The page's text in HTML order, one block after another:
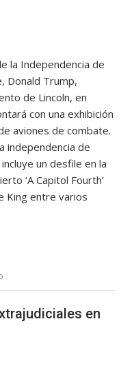
la Independencia de
Donald Trump,
de Lincoln, en
con una exhibición
aviones de combate.
independencia de
un desfile en la
‘A Capitol Fourth’
King entre varios
en